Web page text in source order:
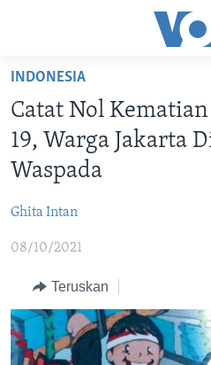
Akses
Lanjut
ke
Konten
Utama
ke
Utama
Lanjut
Pencarian
VIDEO
DAFTAR PROGRAM
IKUTI KAMI
INDONESIA
Catat Nol
19, Warga Jakarta
Waspada
Ghita Intan
08/10/2021
Teruskan